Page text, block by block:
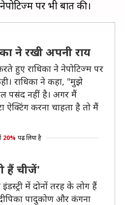
ने रखी अपनी राय
हुए राधिका ने नेपोटिज्म पर
राधिका ने कहा, "मुझे
पसंद नहीं है। अगर मैं
ऐक्टिंग करना चाहता है तो मैं
20% पढ़ लिया है
हैं चीजें'
में दोनों तरह के लोग हैं
पादुकोण और कंगना